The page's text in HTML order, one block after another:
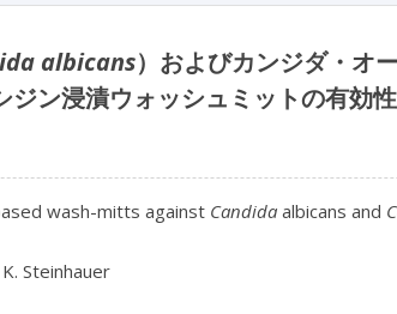
albicans）およびカンジダ・オ
ジン浸漬ウォッシュミットの有効
wash-mitts against Candida albicans and
Steinhauer